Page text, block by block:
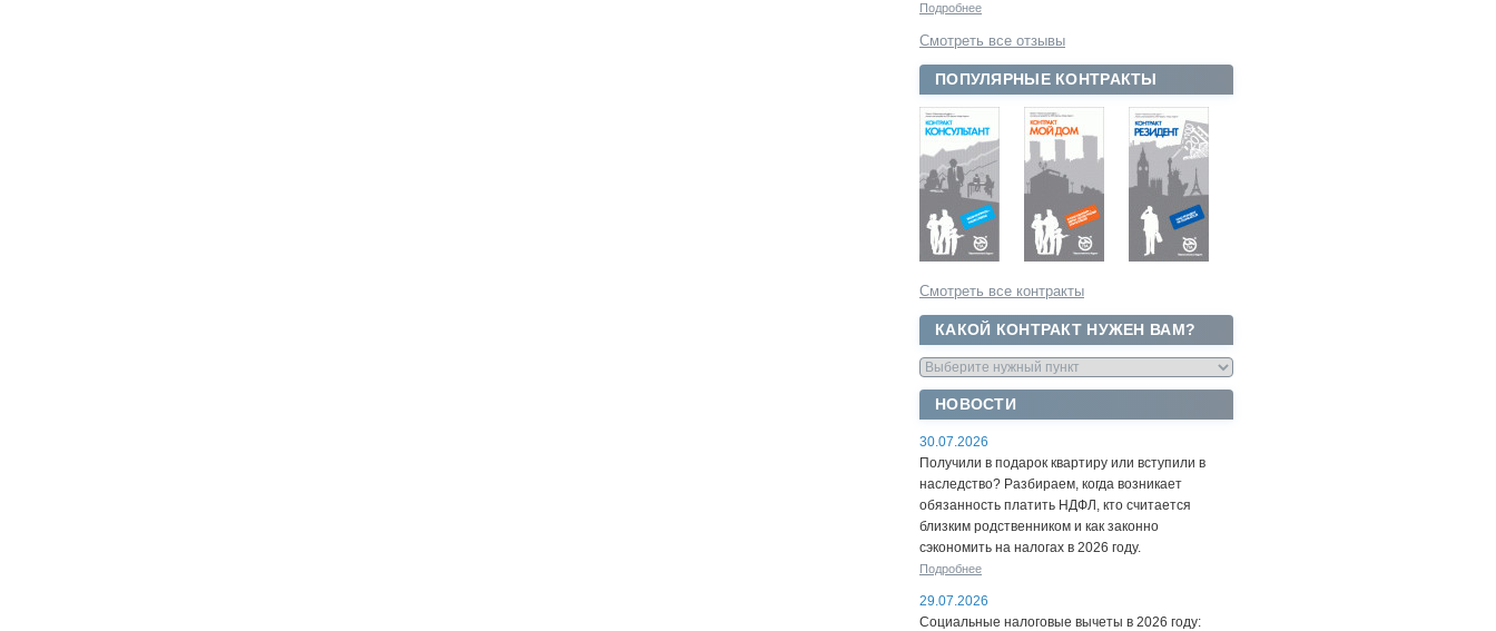
Подробнее
Смотреть все отзывы
ПОПУЛЯРНЫЕ КОНТРАКТЫ
Смотреть все контракты
КАКОЙ КОНТРАКТ НУЖЕН ВАМ?
НОВОСТИ
30.07.2026
Получили в подарок квартиру или вступили в
наследство? Разбираем, когда возникает
обязанность платить НДФЛ, кто считается
близким родственником и как законно
сэкономить на налогах в 2026 году.
Подробнее
29.07.2026
Социальные налоговые вычеты в 2026 году: